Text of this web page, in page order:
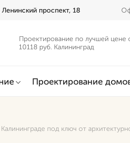
Ленинский проспект, 18
Проектирование по лучшей цене
10118 руб. Калининград
Проектирование
под ключ от